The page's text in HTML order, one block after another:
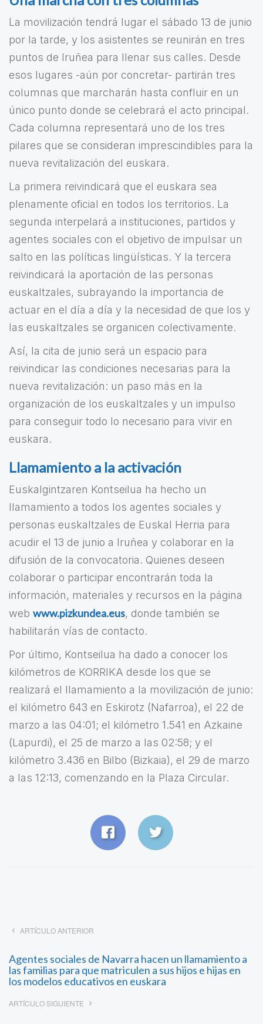
La movilización tendrá lugar el sábado 13 de junio
por la tarde, y los asistentes se reunirán en tres
puntos de Iruñea para llenar sus calles. Desde
esos lugares -aún por concretar- partirán tres
columnas que marcharán hasta confluir en un
único punto donde se celebrará el acto principal.
Cada columna representará uno de los tres
pilares que se consideran imprescindibles para la
nueva revitalización del euskara.
La primera reivindicará que el euskara sea
plenamente oficial en todos los territorios. La
segunda interpelará a instituciones, partidos y
agentes sociales con el objetivo de impulsar un
salto en las políticas lingüísticas. Y la tercera
reivindicará la aportación de las personas
euskaltzales, subrayando la importancia de
actuar en el día a día y la necesidad de que los y
las euskaltzales se organicen colectivamente.
Así, la cita de junio será un espacio para
reivindicar las condiciones necesarias para la
nueva revitalización: un paso más en la
organización de los euskaltzales y un impulso
para conseguir todo lo necesario para vivir en
euskara.
Llamamiento a la activación
Euskalgintzaren Kontseilua ha hecho un
llamamiento a todos los agentes sociales y
personas euskaltzales de Euskal Herria para
acudir el 13 de junio a Iruñea y colaborar en la
difusión de la convocatoria. Quienes deseen
colaborar o participar encontrarán toda la
información, materiales y recursos en la página
web www.pizkundea.eus, donde también se
habilitarán vías de contacto.
Por último, Kontseilua ha dado a conocer los
kilómetros de KORRIKA desde los que se
realizará el llamamiento a la movilización de junio:
el kilómetro 643 en Eskirotz (Nafarroa), el 22 de
marzo a las 04:01; el kilómetro 1.541 en Azkaine
(Lapurdi), el 25 de marzo a las 02:58; y el
kilómetro 3.436 en Bilbo (Bizkaia), el 29 de marzo
a las 12:13, comenzando en la Plaza Circular.
ARTÍCULO ANTERIOR
Agentes sociales de Navarra hacen un llamamiento a
las familias para que matriculen a sus hijos e hijas en
los modelos educativos en euskara
ARTÍCULO SIGUIENTE